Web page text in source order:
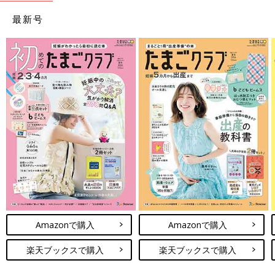
最新号
Amazonで購入
楽天ブックスで購入
Amazonで購入
楽天ブックスで購入